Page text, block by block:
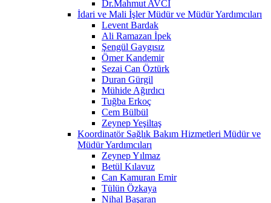
Dr.Mahmut AVCI
İdari ve Mali İşler Müdür ve Müdür Yardımcıları
Levent Bardak
Ali Ramazan İpek
Şengül Gaygısız
Ömer Kandemir
Sezai Can Öztürk
Duran Gürgil
Mühide Ağırdıcı
Tuğba Erkoç
Cem Bülbül
Zeynep Yeşiltaş
Koordinatör Sağlık Bakım Hizmetleri Müdür ve
Müdür Yardımcıları
Zeynep Yılmaz
Betül Kılavuz
Can Kamuran Emir
Tülün Özkaya
Nihal Başaran